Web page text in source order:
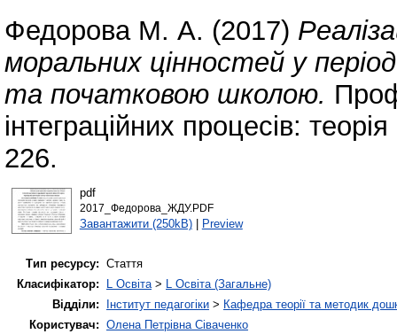
Федорова М. А. (2017)
моральних цінностей у
та початковою школою.
інтеграційних процесів:
226.
pdf
2017_Федорова_ЖДУ.PDF
Завантажити (250kB)| Preview
Тип ресурсу: Стаття
Класифікатор:
L Освіта> L Освіта (Загальне)
Відділи:
Інститут педагогіки > Кафедра теорії та методик
Користувач: Олена Петрівна Сіваченко